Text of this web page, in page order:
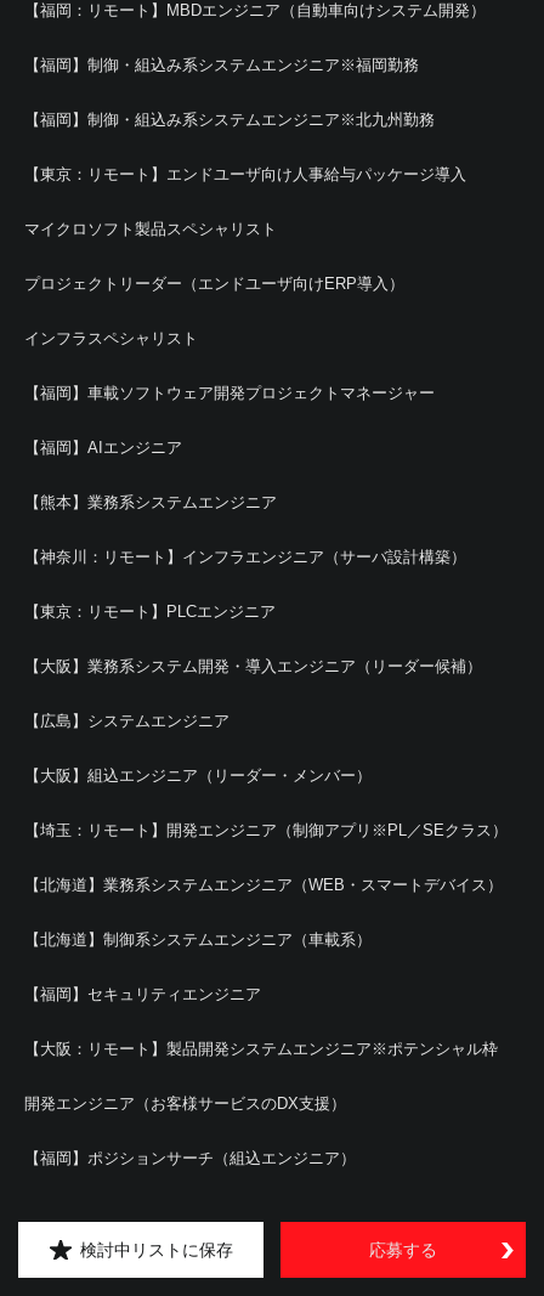
【福岡：リモート】MBDエンジニア（自動車向けシステム開発）
【福岡】制御・組込み系システムエンジニア※福岡勤務
【福岡】制御・組込み系システムエンジニア※北九州勤務
【東京：リモート】エンドユーザ向け人事給与パッケージ導入
マイクロソフト製品スペシャリスト
プロジェクトリーダー（エンドユーザ向けERP導入）
インフラスペシャリスト
【福岡】車載ソフトウェア開発プロジェクトマネージャー
【福岡】AIエンジニア
【熊本】業務系システムエンジニア
【神奈川：リモート】インフラエンジニア（サーバ設計構築）
【東京：リモート】PLCエンジニア
【大阪】業務系システム開発・導入エンジニア（リーダー候補）
【広島】システムエンジニア
【大阪】組込エンジニア（リーダー・メンバー）
【埼玉：リモート】開発エンジニア（制御アプリ※PL／SEクラス）
【北海道】業務系システムエンジニア（WEB・スマートデバイス）
【北海道】制御系システムエンジニア（車載系）
【福岡】セキュリティエンジニア
【大阪：リモート】製品開発システムエンジニア※ポテンシャル枠
開発エンジニア（お客様サービスのDX支援）
【福岡】ポジションサーチ（組込エンジニア）
検討中リストに保存 応募する